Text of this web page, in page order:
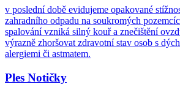
v poslední době evidujeme opakované
zahradního odpadu na soukromých
spalování vzniká silný kouř a znečištění
výrazně zhoršovat zdravotní stav osob s
alergiemi či astmatem.
Ples Notičky